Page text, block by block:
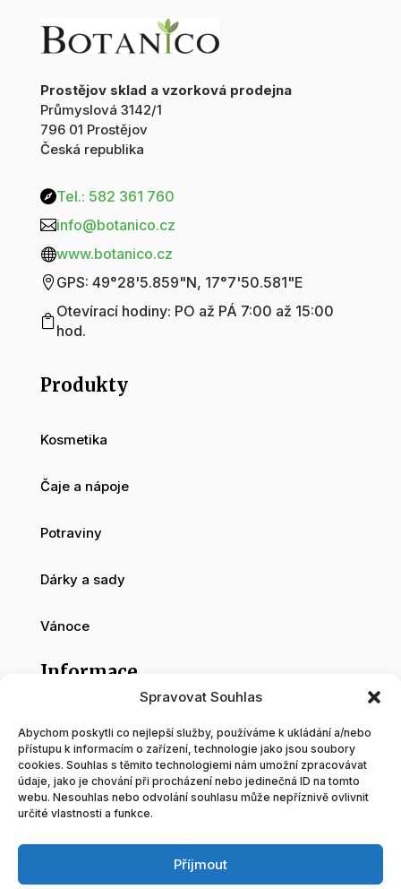
Spravovat Souhlas
Abychom poskytli co nejlepší služby, používáme k ukládání a/nebo
přístupu k informacím o zařízení, technologie jako jsou soubory
cookies. Souhlas s těmito technologiemi nám umožní zpracovávat
údaje, jako je chování při procházení nebo jedinečná ID na tomto
webu. Nesouhlas nebo odvolání souhlasu může nepříznivě ovlivnit
určité vlastnosti a funkce.
Příjmout
Prostějov sklad a vzorková prodejna
Průmyslová 3142/1
796 01 Prostějov
Česká republika
Tel.: 582 361 760
info@botanico.cz
www.botanico.cz
GPS: 49°28'5.859"N, 17°7'50.581"E

Otevírací hodiny: PO až PÁ 7:00 až 15:00
hod.
Produkty
Kosmetika
Čaje a nápoje
Potraviny
Dárky a sady
Vánoce
Informace
O nás
Velkoobchod
Blog